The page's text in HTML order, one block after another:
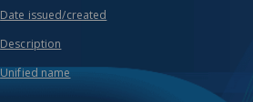
Date issued/created
Description
Unified name